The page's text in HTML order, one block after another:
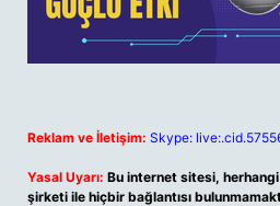
Reklam ve İletişim: Skype:
Yasal Uyarı: Bu internet sitesi,
şirketi ile hiçbir bağlantısı